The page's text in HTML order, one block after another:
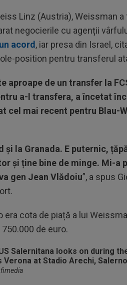
Linz (Austria), Weissman
negocierile cu agenții
acord , iar presa din Israel,
position pentru transferul
aproape de un transfer la
a-l transfera, a încetat
cel mai recent pentru Blau-
la Granada. E puternic,
și ține bine de minge. Mi-a
gen Jean Vlădoiu”, a spus
era cota de piață a lui
de euro.